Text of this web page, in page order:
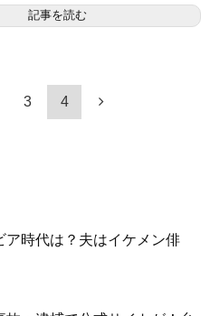
記事を読む
3 4
ア時代は？夫はイケメン俳